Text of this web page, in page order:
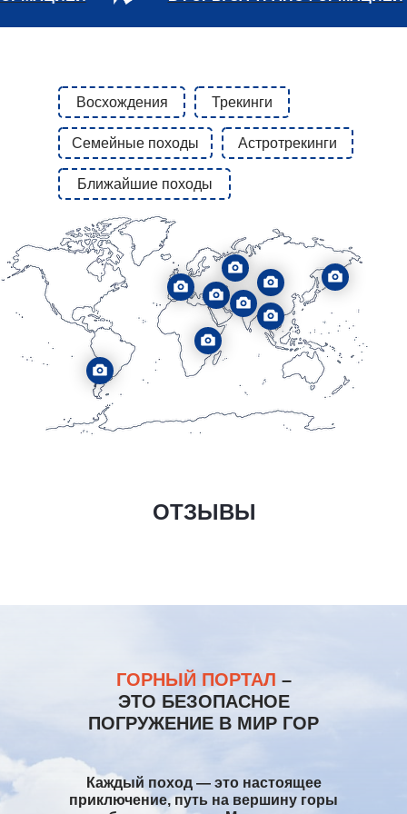
КОРА ВОКРУГ СВЯЩЕННОЙ
ГОРЫ КАЙЛАС
КОРА ВОКРУГ
СВЯЩЕННОЙ ГОРЫ
КАЙЛАС
СТРАНИЦА МАРШРУТА
ЭВЕРЕСТА + ГОКИО
Восхождения Трекинги
Астротрекинги
Ближайшие походы
Семейные походы
ОТЗЫВЫ
ГОРНЫЙ ПОРТАЛ –
ЭТО БЕЗОПАСНОЕ
ПОГРУЖЕНИЕ В МИР ГОР
Каждый поход — это настоящее
приключение, путь на вершину горы